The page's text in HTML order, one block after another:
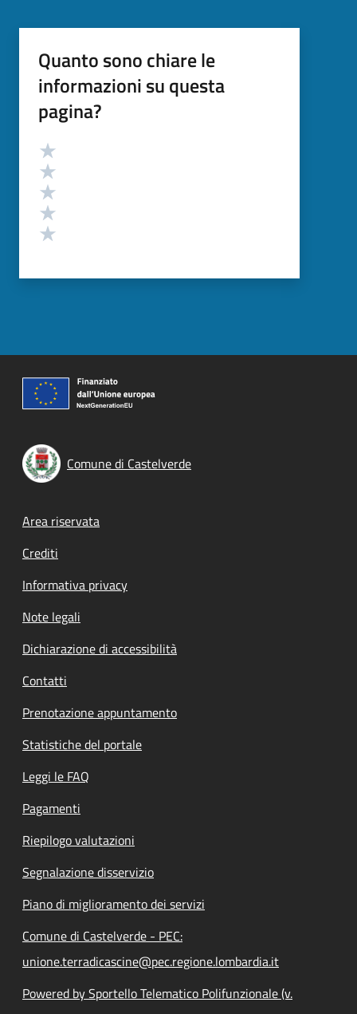
Quanto sono chiare le
informazioni su questa
pagina?
Valutazione
Comune di Castelverde
Footer menu
Area riservata
Crediti
Informativa privacy
Note legali
Dichiarazione di accessibilità
Contatti
Prenotazione appuntamento
Statistiche del portale
Leggi le FAQ
Pagamenti
Riepilogo valutazioni
Segnalazione disservizio
Piano di miglioramento dei servizi
Comune di Castelverde - PEC:
unione.terradicascine@pec.regione.lombardia.it
Powered by Sportello Telematico Polifunzionale (v.